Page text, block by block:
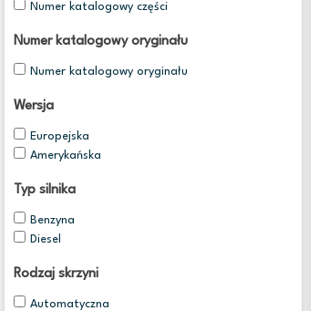
Numer katalogowy części
Numer katalogowy oryginału
Numer katalogowy oryginału
Wersja
Europejska
Amerykańska
Typ silnika
Benzyna
Diesel
Rodzaj skrzyni
Automatyczna